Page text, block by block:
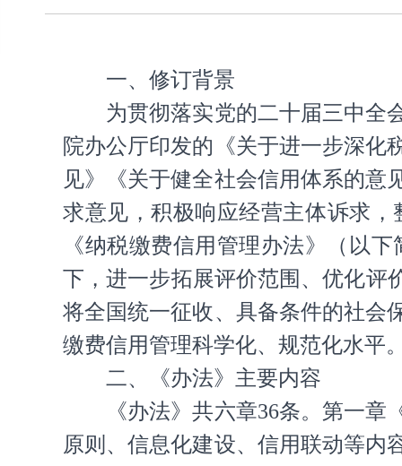
一、修订背景
为贯彻落实党的二十届三中全
院办公厅印发的《关于进一步深化
见》《关于健全社会信用体系的意
求意见，积极响应经营主体诉求
《纳税缴费信用管理办法》（以
下，进一步拓展评价范围、优化评
将全国统一征收、具备条件的社会
缴费信用管理科学化、规范化水平
二、《办法》主要内容
《办法》共六章36条。第一
原则、信息化建设、信用联动等内